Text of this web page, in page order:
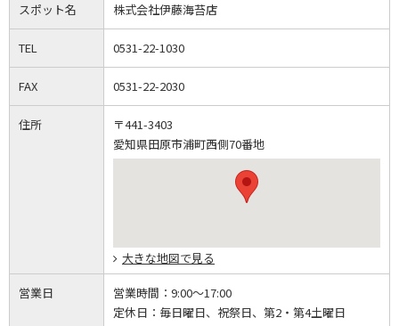
スポット名 株式会社伊藤海苔店
TEL 0531-22-1030
FAX 0531-22-2030
住所
〒441-3403
愛知県田原市浦町西側70番地
大きな地図で見る
営業日 営業時間： 9:00～17:00
定休日： 毎日曜日、祝祭日、第2・第4土曜日